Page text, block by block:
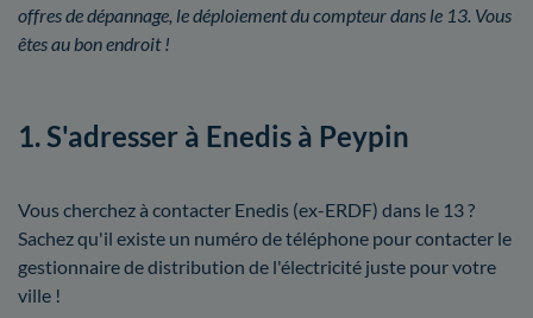
offres de dépannage, le déploiement du compteur dans le 13. Vous
êtes au bon endroit !
1. S'adresser à Enedis à Peypin
Vous cherchez à contacter Enedis (ex-ERDF) dans le 13 ?
Sachez qu'il existe un numéro de téléphone pour contacter le
gestionnaire de distribution de l'électricité juste pour votre
ville !